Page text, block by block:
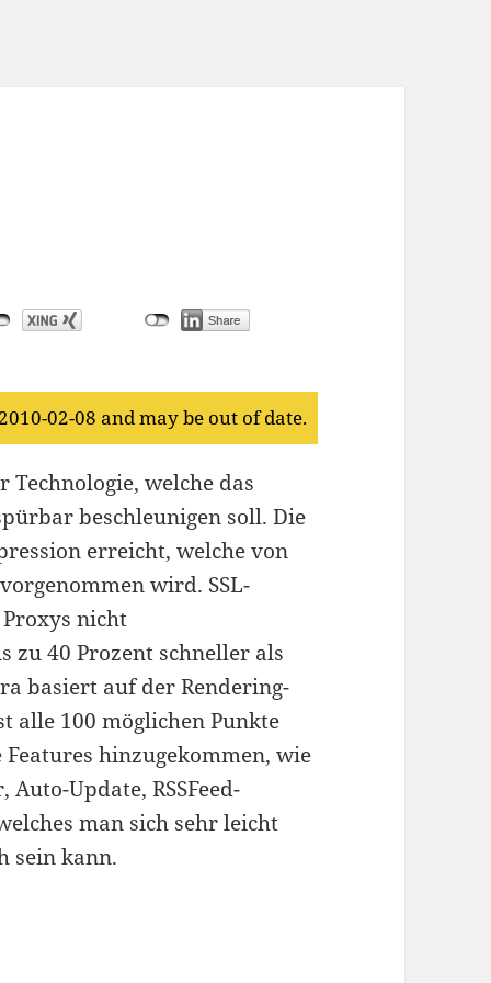
02-08 and may be out of date.
welche das
beschleunigen soll. Die
erreicht, welche von
wird. SSL-
nicht
zu 40 Prozent schneller als
basiert auf der Rendering-
alle 100 möglichen Punkte
hinzugekommen, wie
Update, RSSFeed-
man sich sehr leicht
sein kann.